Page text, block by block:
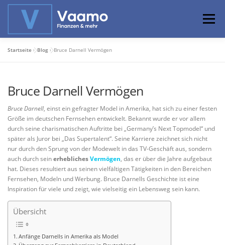
Zum
Menü
PROFIWISSEN ALTERSVORSORGE
PRIVATIER WERDEN
Startseite »Blog »Bruce Darnell Vermögen
Bruce Darnell Vermögen
Bruce Darnell, einst ein gefragter Model in Amerika, hat sich zu einer festen
Größe im deutschen Fernsehen entwickelt. Bekannt wurde er vor allem
durch seine charismatischen Auftritte bei „Germany’s Next Topmodel“ und
später als Juror bei „Das Supertalent“. Seine Karriere zeichnet sich nicht
nur durch den Sprung von der Modewelt in das TV-Geschäft aus, sondern
auch durch seinerheblichesVermögen, das er über die Jahre aufgebaut
hat. Dieses resultiert aus seinen vielfältigen Tätigkeiten in den Bereichen
Fernsehen, Modeln und Werbung. Bruce Darnells Geschichte ist eine
Inspiration für viele und zeigt, wie vielseitig ein Lebensweg sein kann.
Übersicht
Anfänge Darnells in Amerika als Model